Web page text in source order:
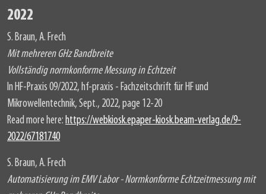
2022
S. Braun, A. Frech
Mit mehreren GHz Bandbreite
Vollständig normkonforme Messung in Echtzeit
In HF-Praxis 09/2022, hf-praxis - Fachzeitschrift für HF und
Mikrowellentechnik, Sept., 2022, page 12-20
Read more here: https://webkiosk.epaper-kiosk.beam-verlag.de/9-
2022/67181740
S. Braun, A. Frech
Automatisierung im EMV Labor - Normkonforme Echtzeitmessung mit